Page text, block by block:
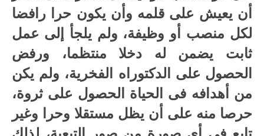
أن يعيش على قلمه وأن يكون حرا رافضا
لكل منصب أو وظيفة، ولم يلجأ إلى عمل
ثابت يضمن له دخلا منتظما، ورفض
الحصول على الدكتوراه الفخرية، ولم يكن
من أهدافه فى الحياة الحصول على ثروة،
حرصا منه على أن يظل مستقلا وحرا وغير